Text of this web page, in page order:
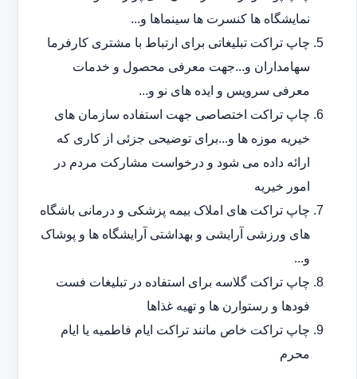
نمایشگاه ها کنسرت ها سینماها و...
چاپ تراکت تبلیغاتی برای ارتباط با مشتری کارفرما
سهامداران و...جهت معرفی محصول و خدمات
معرفی سرویس و ایده های نو و...
چاپ تراکت اختصاصی جهت استفاده سازمان های
خیریه موزه ها و...برای توضیحی جزئی از کاری که
ارائه داده می شود و درخواست مشارکت مردم در
امور خیریه
چاپ تراکت های املاک بیمه پزشکی و درمانی باشگاه
های ورزشی آرایشی و بهداشتی آرایشگاه ها و پوشاک
و...
چاپ تراکت گلاسه برای استفاده در تبلیغات فست
فودها و رستوارن ها و تهیه غذاها
چاپ تراکت خاص مانند تراکت ایام فاطمیه یا ایام
محرم